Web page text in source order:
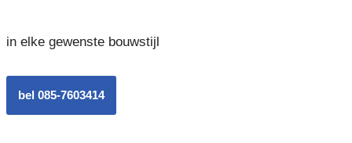
in elke gewenste bouwstijl
bel 085-7603414